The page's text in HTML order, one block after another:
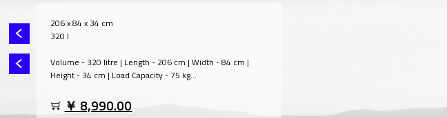
206 x 84 x 34 cm
320 l
Volume - 320 litre | Length - 206 cm | Width - 84 cm |
Height - 34 cm | Load Capacity - 75 kg...
￥ 8,990.00